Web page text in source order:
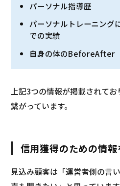
パーソナル指導歴
パーソナルトレーニング
での実績
自身の体のBeforeAfter
上記3つの情報が掲載されて
繋がっています。
信用獲得のための情報
見込み顧客は「運営者側の言